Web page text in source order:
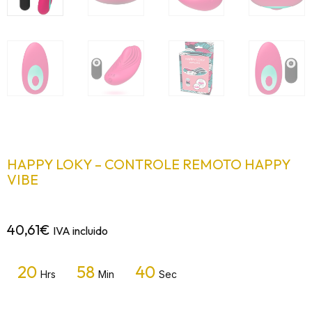
HAPPY LOKY – CONTROLE REMOTO HAPPY
VIBE
40,61€ IVA incluido
20 Hrs 58 Min 40 Sec